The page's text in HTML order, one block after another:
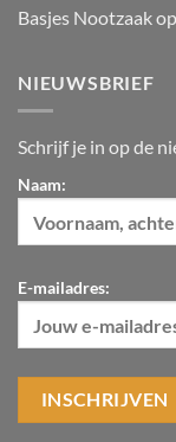
Basjes Nootzaak
NIEUWSBRIEF
Schrijf je in op de
Naam:
E-mailadres: